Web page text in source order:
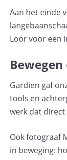
Aan het einde
Loor voor een
Gardien gaf
tools en
werk dat
Ook fotograaf
in beweging: